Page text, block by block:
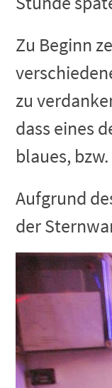
Zu Beginn
zu
dass eines
blaues,
Aufgrund
der